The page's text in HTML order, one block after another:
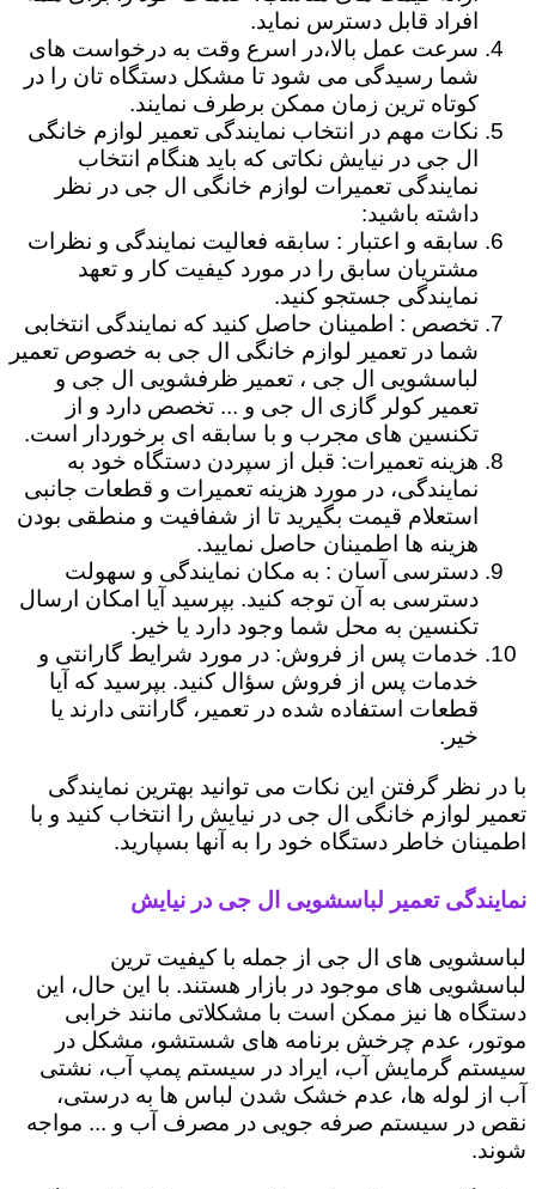
افراد قابل دسترس نماید.
سرعت عمل بالا،در اسرع وقت به درخواست های
شما رسیدگی می شود تا مشکل دستگاه تان را در
کوتاه ترین زمان ممکن برطرف نمایند.
نکات مهم در انتخاب نمایندگی تعمیر لوازم خانگی
ال جی در نیایش نکاتی که باید هنگام انتخاب
نمایندگی تعمیرات لوازم خانگی ال جی در نظر
داشته باشید:
سابقه و اعتبار : سابقه فعالیت نمایندگی و نظرات
مشتریان سابق را در مورد کیفیت کار و تعهد
نمایندگی جستجو کنید.
تخصص : اطمینان حاصل کنید که نمایندگی انتخابی
شما در تعمیر لوازم خانگی ال جی به خصوص تعمیر
لباسشویی ال جی ، تعمیر ظرفشویی ال جی و
تعمیر کولر گازی ال جی و ... تخصص دارد و از
تکنسین های مجرب و با سابقه ای برخوردار است.
هزینه تعمیرات: قبل از سپردن دستگاه خود به
نمایندگی، در مورد هزینه تعمیرات و قطعات جانبی
استعلام قیمت بگیرید تا از شفافیت و منطقی بودن
هزینه ها اطمینان حاصل نمایید.
دسترسی آسان : به مکان نمایندگی و سهولت
دسترسی به آن توجه کنید. بپرسید آیا امکان ارسال
تکنسین به محل شما وجود دارد یا خیر.
خدمات پس از فروش: در مورد شرایط گارانتی و
خدمات پس از فروش سؤال کنید. بپرسید که آیا
قطعات استفاده شده در تعمیر، گارانتی دارند یا
خیر.
با در نظر گرفتن این نکات می توانید بهترین نمایندگی
تعمیر لوازم خانگی ال جی در نیایش را انتخاب کنید و با
اطمینان خاطر دستگاه خود را به آنها بسپارید.
نمایندگی تعمیر لباسشویی ال جی در نیایش
لباسشویی های ال جی از جمله با کیفیت ترین
لباسشویی های موجود در بازار هستند. با این حال، این
دستگاه ها نیز ممکن است با مشکلاتی مانند خرابی
موتور، عدم چرخش برنامه های شستشو، مشکل در
سیستم گرمایش آب، ایراد در سیستم پمپ آب، نشتی
آب از لوله ها، عدم خشک شدن لباس ها به درستی،
نقص در سیستم صرفه جویی در مصرف آب و ... مواجه
شوند.